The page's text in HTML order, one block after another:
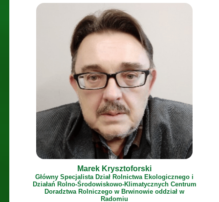
Marek Krysztoforski
Główny Specjalista Dział Rolnictwa Ekologicznego i
Działań Rolno-Środowiskowo-Klimatycznych Centrum
Doradztwa Rolniczego w Brwinowie oddział w
Radomiu